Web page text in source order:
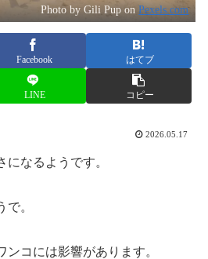
Photo by Gili Pup onPexels.com
Facebook はてブ
LINE コピー
2026.05.17
になるようです。
。
コには影響があります。